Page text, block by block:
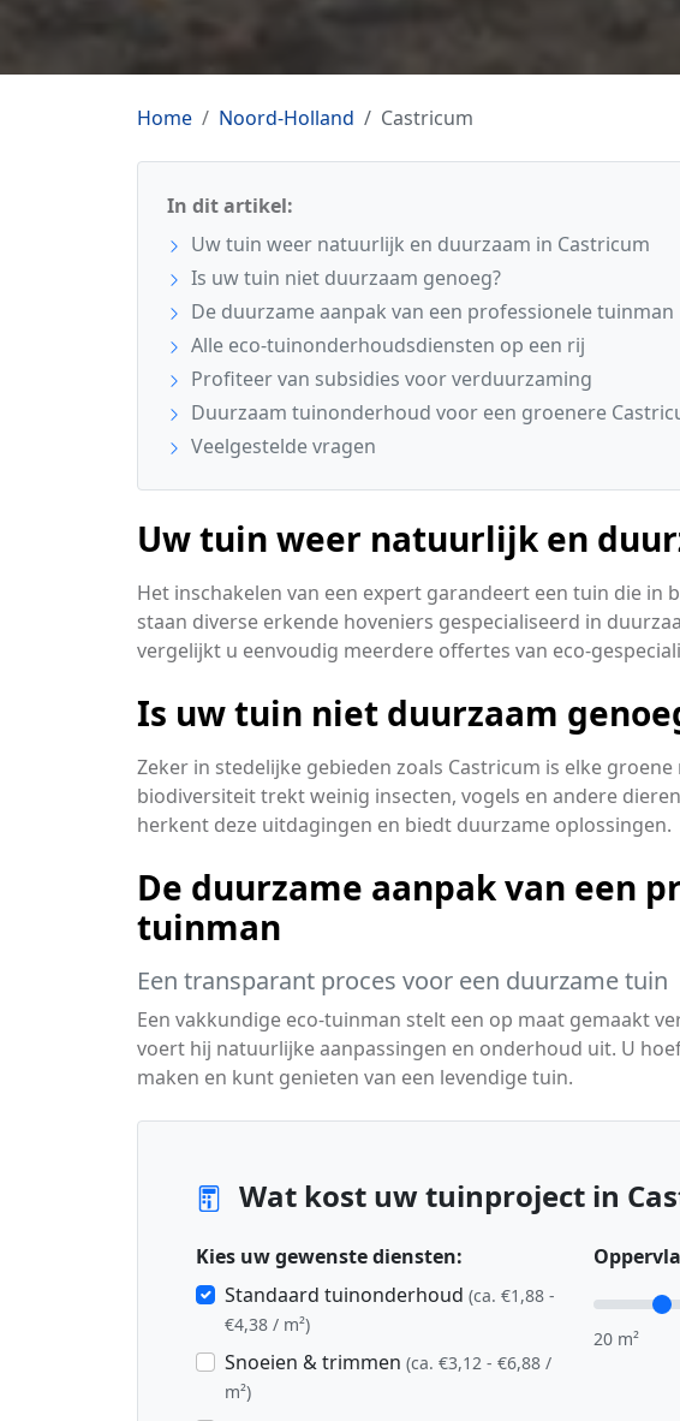
Home Noord-Holland Castricum
In dit artikel:
Uw tuin weer natuurlijk en duurzaam in Castricum
Is uw tuin niet duurzaam genoeg?
De duurzame aanpak van een professionele tuinman
Alle eco-tuinonderhoudsdiensten op een rij
Profiteer van subsidies voor verduurzaming
Duurzaam tuinonderhoud voor een groenere
Veelgestelde vragen
Uw tuin weer natuurlijk en
Het inschakelen van een expert garandeert een tuin die in
staan diverse erkende hoveniers gespecialiseerd in
vergelijkt u eenvoudig meerdere offertes van eco-
Is uw tuin niet duurzaam
Zeker in stedelijke gebieden zoals Castricum is elke
biodiversiteit trekt weinig insecten, vogels en andere
herkent deze uitdagingen en biedt duurzame oplossingen.
De duurzame aanpak van een
tuinman
Een transparant proces voor een duurzame tuin
Een vakkundige eco-tuinman stelt een op maat gemaakt
voert hij natuurlijke aanpassingen en onderhoud uit. U
maken en kunt genieten van een levendige tuin.
Wat kost uw tuinproject in
Kies uw gewenste diensten:
Standaard tuinonderhoud (ca. €1,88 -
€4,38 / m²)
Snoeien & trimmen (ca. €3,12 - €6,88 /
m²)
20 m²